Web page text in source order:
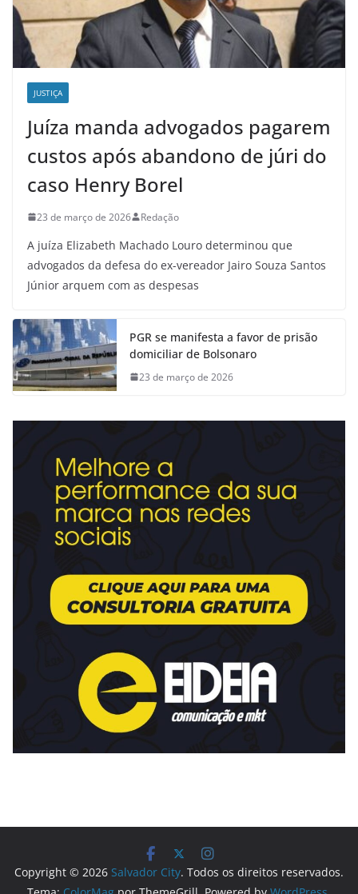
JUSTIÇA
Juíza manda advogados pagarem
custos após abandono de júri do
caso Henry Borel
23 de março de 2026 Redação
A juíza Elizabeth Machado Louro determinou que
advogados da defesa do ex-vereador Jairo Souza Santos
Júnior arquem com as despesas
PGR se manifesta a favor de prisão
domiciliar de Bolsonaro
23 de março de 2026
Copyright © 2026 Salvador City. Todos os direitos reservados.